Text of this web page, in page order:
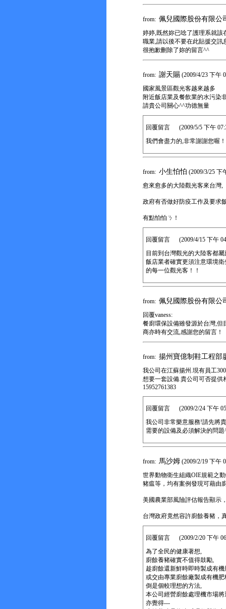
from: 佩兒國際股份有限公
婷婷,既然妳已唸了護理系就該
職業,請以後不要在此貼援交訊
很抱歉刪除了妳的留言^^
from: 謝天賜(2009/4/23 下午
國家風景區觀光客越來越多
附近飯店業及餐飲業的水污染
請貴公司關心^^功德無量
回覆留言 (2009/5/5 下午
我們會盡力的,非常謝謝您喔！
from: 小生怕怕 (2009/3/25 下
愈來愈多的大陸觀光客來台灣,
政府有否做好防疫工作及要求
有點怕怕ㄋ！
回覆留言 (2009/4/15 下午
目前到台灣觀光的大陸客都
飯店業者確實更須注意環境
的每一位觀光客！！
from: 佩兒國際股份有限公
回覆vaness:
餐廚環保設備雖發源於台灣,但
商亦時有交流,感謝您的留言！
from: 揚州寶億制鞋工程部
我公司在江蘇揚州.現有員工
想要一套設備.貴公司可否提供
15952761383
回覆留言 (2009/2/24 下午
我公司非常樂意服務!請先將
需要的設備及必須解決的問
from: 馬沙姆(2009/2/19 下午
世界動物衛生組織OIE規範之
豬瘟等，均有案例發現可藉由
美國農業部風險評估報告顯示
台灣政府竟然容許廚餘養豬，
回覆留言 (2009/2/20 下午
為了全民的健康著想,
廚餘養豬確實不值得鼓勵,
趁廚餘還新鮮時即時製成有機
或交由專業廚餘廠製成有機肥
倒是個較理想的方法,
本公司經營廚餘處理機市場將
亦覺得---